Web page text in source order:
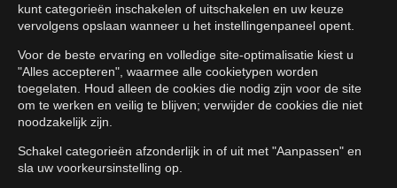
kunt categorieën inschakelen of uitschakelen en uw keuze
vervolgens opslaan wanneer u het instellingenpaneel opent.
Voor de beste ervaring en volledige site-optimalisatie kiest u
"Alles accepteren", waarmee alle cookietypen worden
toegelaten. Houd alleen de cookies die nodig zijn voor de site
om te werken en veilig te blijven; verwijder de cookies die niet
noodzakelijk zijn.
Schakel categorieën afzonderlijk in of uit met "Aanpassen" en
sla uw voorkeursinstelling op.